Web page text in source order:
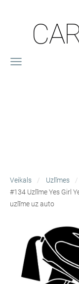
Veikals
Uzlīmes
#134 Uzlīme Yes Girl
uzlīme uz auto